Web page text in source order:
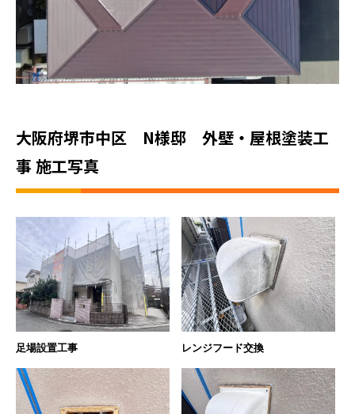
大阪府堺市中区 N様邸 外壁・屋根塗装工
事 施工写真
足場設置工事 レンジフード交換